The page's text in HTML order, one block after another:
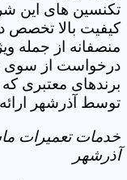
تکنسین های این
کیفیت بالا تخصص
منصفانه از جمله
درخواست از سوی
برندهای معتبری
توسط آذرشهر
خدمات تعمیرات
آذرشهر